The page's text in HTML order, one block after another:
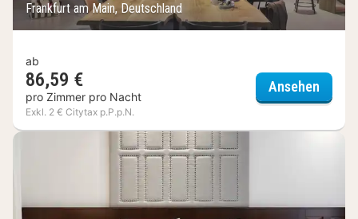
Frankfurt am Main, Deutschland
ab
86,59 €
pro Zimmer pro Nacht
Exkl. 2 € Citytax p.P.p.N.
Ansehen